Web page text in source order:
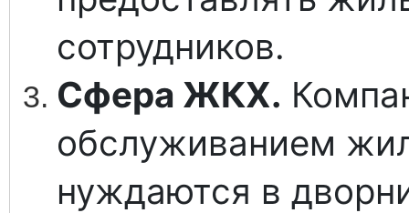
сотрудников.
Сфера ЖКХ.
обслуживанием
нуждаются в